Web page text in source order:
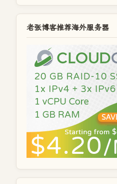
老张博客推荐海外服务器